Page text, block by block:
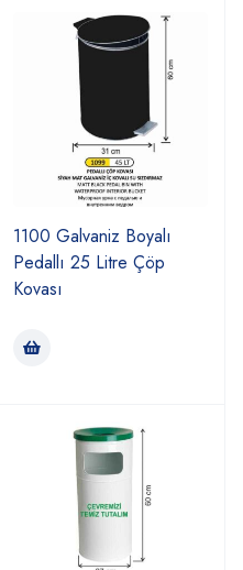
1100 Galvaniz Boyalı
Pedallı 25 Litre Çöp
Kovası